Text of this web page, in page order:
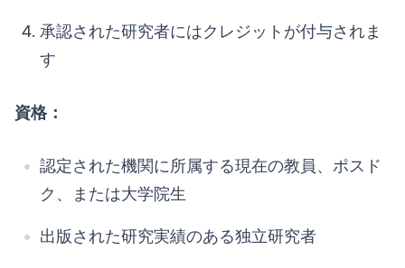
承認された研究者にはクレジットが付与されま
す
資格：
認定された機関に所属する現在の教員、ポスド
ク、または大学院生
出版された研究実績のある独立研究者